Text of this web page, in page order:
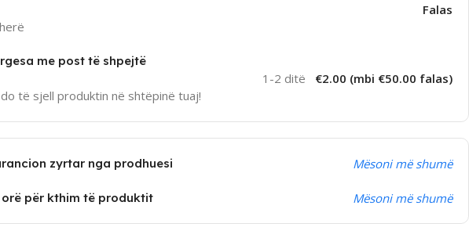
Falas
me post të shpejtë
të sjell produktin në shtëpinë tuaj!
1-2 ditë €2.00 (mbi €50.00 falas)
zyrtar nga prodhuesi Mësoni më shumë
orë për kthim të produktit Mësoni më shumë